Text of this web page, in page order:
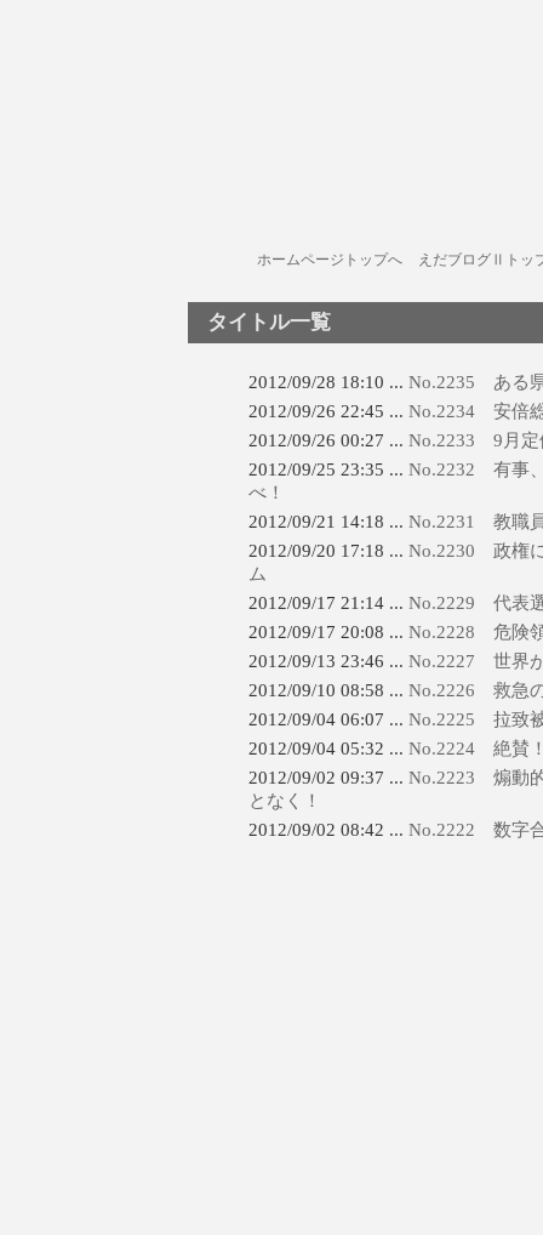
ホームページトップへ えだブログⅡトッ
タイトル一覧
2012/09/28 18:10 ... No.2235 ある
2012/09/26 22:45 ... No.2234 安倍
2012/09/26 00:27 ... No.2233 9月定
2012/09/25 23:35 ... No.2232 有事
べ！
2012/09/21 14:18 ... No.2231 教職
2012/09/20 17:18 ... No.2230 政権
ム
2012/09/17 21:14 ... No.2229 代表
2012/09/17 20:08 ... No.2228 危険
2012/09/13 23:46 ... No.2227 世界
2012/09/10 08:58 ... No.2226 救急
2012/09/04 06:07 ... No.2225 拉致
2012/09/04 05:32 ... No.2224 絶賛
2012/09/02 09:37 ... No.2223 煽動
となく！
2012/09/02 08:42 ... No.2222 数字